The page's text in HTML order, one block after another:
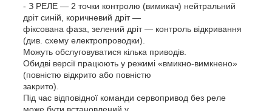
- З РЕЛЕ — 2 точки контролю (вимикач) нейтральний
дріт синій, коричневий дріт —
фіксована фаза, зелений дріт — контроль відкривання
(див. схему електропроводки).
Можуть обслуговуватися кілька приводів.
Обидві версії працюють у режимі «вмикно-вимкнено»
(повністю відкрито або повністю
закрито).
Під час відповідної команди сервопривод без реле
може бути встановлений у